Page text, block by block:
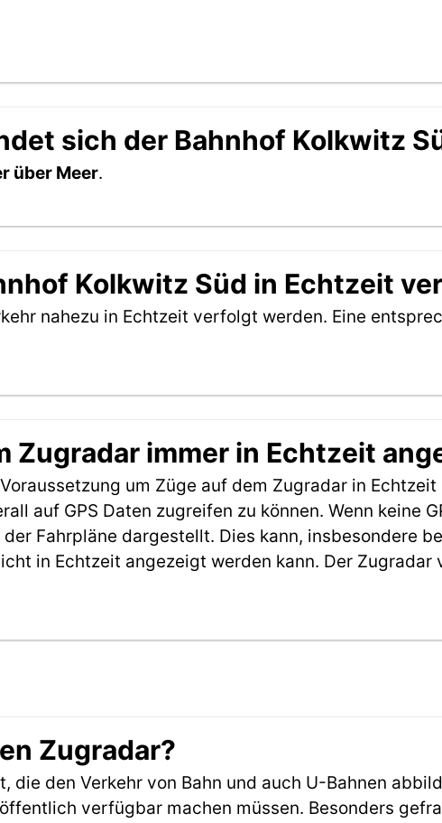
sich der Bahnhof Kolkwitz
über Meer.
Kolkwitz Süd in Echtzeit
nahezu in Echtzeit verfolgt werden. Eine
Zugradar immer in Echtzeit
um Züge auf dem Zugradar in
auf GPS Daten zugreifen zu können. Wenn keine
Fahrpläne dargestellt. Dies kann, insbesondere
in Echtzeit angezeigt werden kann. Der Zugradar
Zugradar?
die den Verkehr von Bahn und auch U-Bahnen
verfügbar machen müssen. Besonders